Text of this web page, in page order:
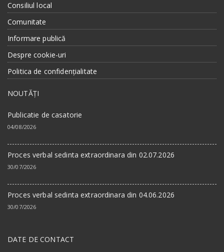
Consiliul local
Comunitate
Informare publică
Despre cookie-uri
Politica de confidențialitate
NOUTĂȚI
Publicatie de casatorie
04/08/2026
Proces verbal sedinta extraordinara din 02.07.2026
30/07/2026
Proces verbal sedinta extraordinara din 04.06.2026
30/07/2026
DATE DE CONTACT